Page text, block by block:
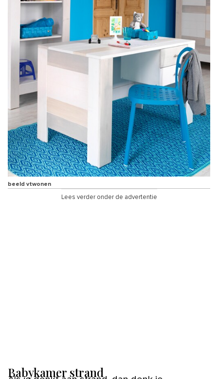
beeld vtwonen
Lees verder onder de advertentie
Babykamer strand